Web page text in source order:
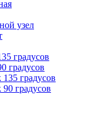
узел
градусов
градусов
градусов
градусов